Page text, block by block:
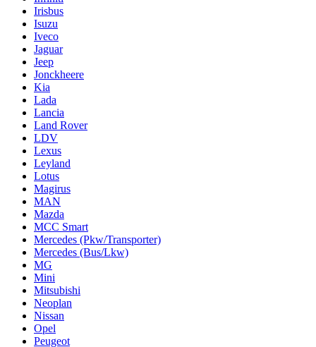
Irisbus
Isuzu
Iveco
Jaguar
Jeep
Jonckheere
Kia
Lada
Lancia
Land Rover
LDV
Lexus
Leyland
Lotus
Magirus
MAN
Mazda
MCC Smart
Mercedes (Pkw/Transporter)
Mercedes (Bus/Lkw)
MG
Mini
Mitsubishi
Neoplan
Nissan
Opel
Peugeot